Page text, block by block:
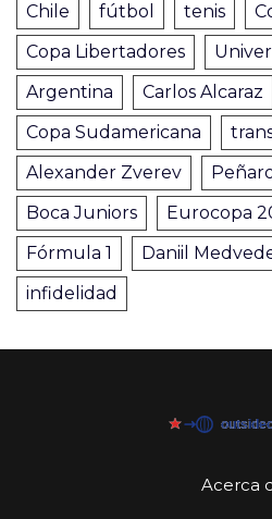
Chile fútbol tenis
Copa Libertadores
Argentina
Carlos Alcaraz
Copa Sudamericana
Alexander Zverev
Boca Juniors
Eurocopa
Fórmula 1
Daniil
infidelidad
Acerca